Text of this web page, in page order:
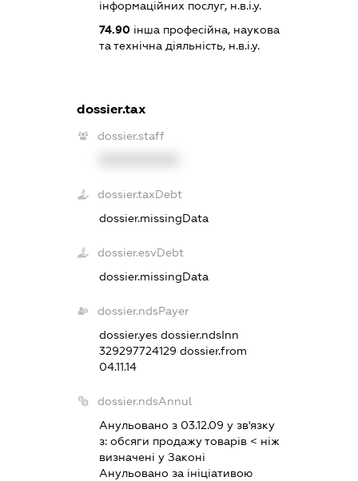
інформаційних послуг, н.в.і.у.
74.90інша професійна, наукова
та технічна діяльність, н.в.і.у.
dossier.tax
dossier.staff
dossier.taxDebt
dossier.missingData
dossier.esvDebt
dossier.missingData
dossier.ndsPayer
dossier.yes dossier.ndsInn
329297724129 dossier.from
04.11.14
dossier.ndsAnnul
Анульовано з 03.12.09 у зв'язку
з: обсяги продажу товарiв < нiж
визначенi у Законi
Анульовано за iнiцiативою